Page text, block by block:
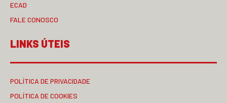
ECAD
FALE CONOSCO
LINKS ÚTEIS
POLÍTICA DE PRIVACIDADE
POLÍTICA DE COOKIES